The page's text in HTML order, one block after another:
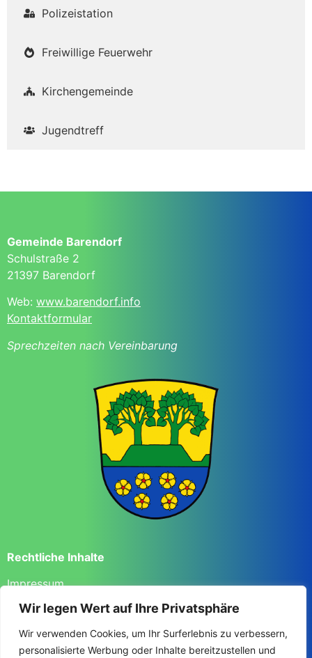
Wir legen Wert auf Ihre Privatsphäre
Wir verwenden Cookies, um Ihr Surferlebnis zu verbessern,
personalisierte Werbung oder Inhalte bereitzustellen und
Polizeistation
Freiwillige Feuerwehr
Kirchengemeinde
Jugendtreff
Gemeinde Barendorf
Schulstraße 2
21397 Barendorf
Web: www.barendorf.info
Kontaktformular
Sprechzeiten nach Vereinbarung
Rechtliche Inhalte
Impressum
Datenschutzerklärung
Haftungsausschluss (Disclaimer)
Barrierefreiheit